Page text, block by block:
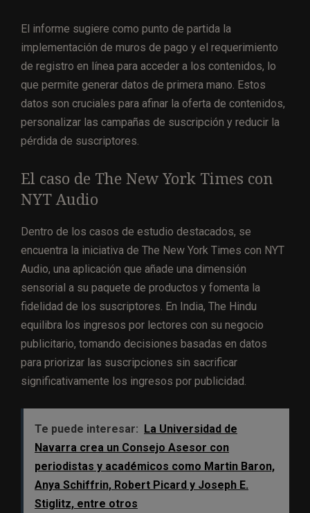
El informe sugiere como punto de partida la
implementación de muros de pago y el requerimiento
de registro en línea para acceder a los contenidos, lo
que permite generar datos de primera mano. Estos
datos son cruciales para afinar la oferta de contenidos,
personalizar las campañas de suscripción y reducir la
pérdida de suscriptores.
El caso de The New York Times con
NYT Audio
Dentro de los casos de estudio destacados, se
encuentra la iniciativa de The New York Times con NYT
Audio, una aplicación que añade una dimensión
sensorial a su paquete de productos y fomenta la
fidelidad de los suscriptores. En India, The Hindu
equilibra los ingresos por lectores con su negocio
publicitario, tomando decisiones basadas en datos
para priorizar las suscripciones sin sacrificar
significativamente los ingresos por publicidad.
Te puede interesar:
La Universidad de
Navarra crea un Consejo Asesor con
periodistas y académicos como Martin Baron,
Anya Schiffrin, Robert Picard y Joseph E.
Stiglitz, entre otros